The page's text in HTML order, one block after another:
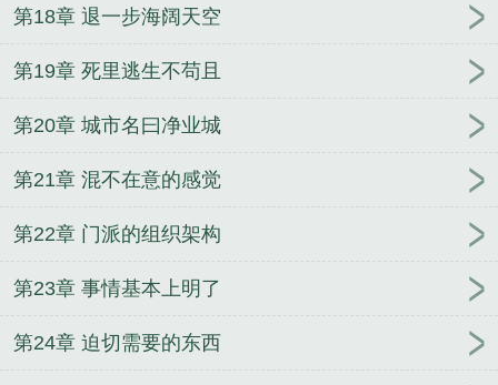
第18章 退一步海阔天空
第19章 死里逃生不苟且
第20章 城市名曰净业城
第21章 混不在意的感觉
第22章 门派的组织架构
第23章 事情基本上明了
第24章 迫切需要的东西